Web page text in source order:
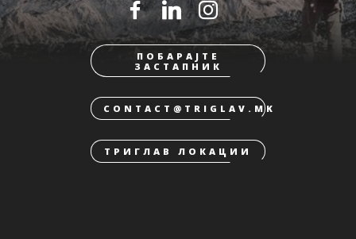
ПОБАРАЈТЕ
ЗАСТАПНИК
CONTACT@TRIGLAV.MK
ТРИГЛАВ ЛОКАЦИИ